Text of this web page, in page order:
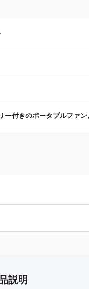
ー付きのポータブルファン,
説明